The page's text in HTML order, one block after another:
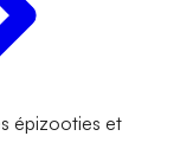
épizooties et